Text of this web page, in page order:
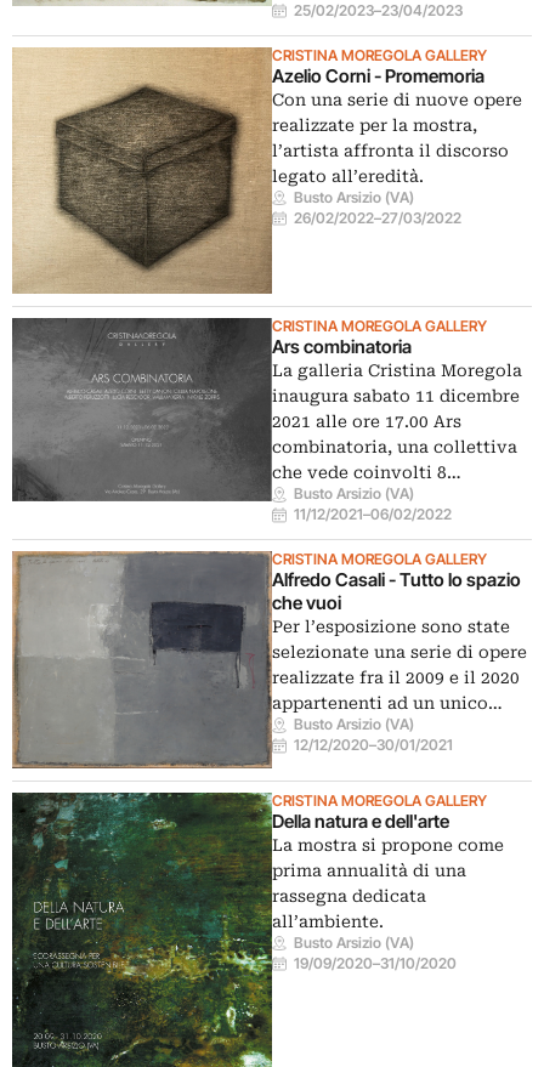
25/02/2023–23/04/2023
CRISTINA MOREGOLA GALLERY
Azelio Corni - Promemoria
Con una serie di nuove opere
realizzate per la mostra,
l’artista affronta il discorso
legato all’eredità.
Busto Arsizio (VA)
26/02/2022–27/03/2022
CRISTINA MOREGOLA GALLERY
Ars combinatoria
La galleria Cristina Moregola
inaugura sabato 11 dicembre
2021 alle ore 17.00 Ars
combinatoria, una collettiva
che vede coinvolti 8…
Busto Arsizio (VA)
11/12/2021–06/02/2022
CRISTINA MOREGOLA GALLERY
Alfredo Casali - Tutto lo spazio
che vuoi
Per l’esposizione sono state
selezionate una serie di opere
realizzate fra il 2009 e il 2020
appartenenti ad un unico…
Busto Arsizio (VA)
12/12/2020–30/01/2021
CRISTINA MOREGOLA GALLERY
Della natura e dell'arte
La mostra si propone come
prima annualità di una
rassegna dedicata
all’ambiente.
Busto Arsizio (VA)
19/09/2020–31/10/2020